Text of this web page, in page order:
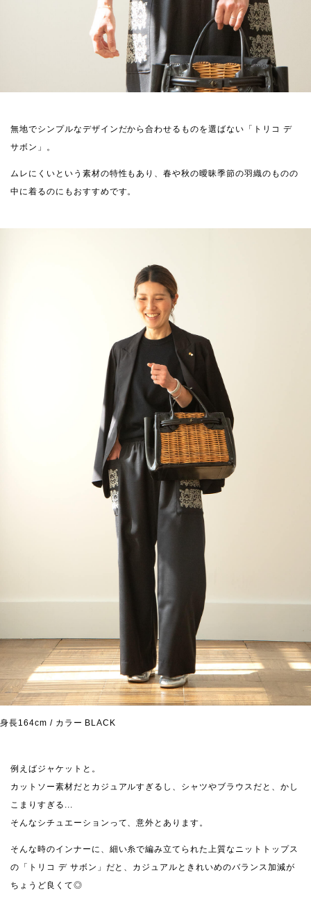
無地でシンプルなデザインだから合わせるものを選ばない「トリコ デ
サボン」。
ムレにくいという素材の特性もあり、春や秋の曖昧季節の羽織のものの
中に着るのにもおすすめです。
身長164cm / カラー BLACK
例えばジャケットと。
カットソー素材だとカジュアルすぎるし、シャツやブラウスだと、かし
こまりすぎる...
そんなシチュエーションって、意外とあります。
そんな時のインナーに、細い糸で編み立てられた上質なニットトップス
の「トリコ デ サボン」だと、カジュアルときれいめのバランス加減が
ちょうど良くて◎